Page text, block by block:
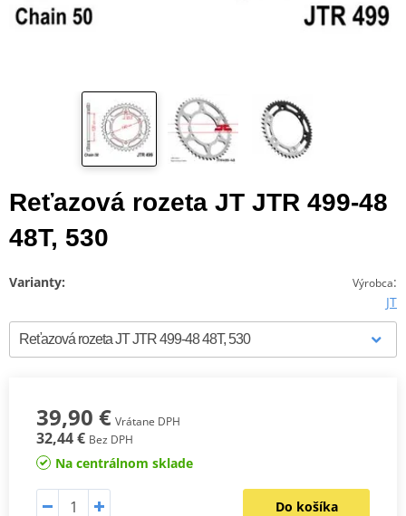
Reťazová rozeta JT JTR 499-48
48T, 530
Výrobca:
JT
Varianty:
39,90 € Vrátane DPH
32,44 € Bez DPH
Na centrálnom sklade
Do košíka